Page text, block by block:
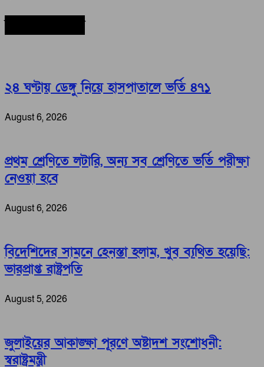
২৪ ঘণ্টায় ডেঙ্গু নিয়ে হাসপাতালে ভর্তি ৪৭১
August 6, 2026
প্রথম শ্রেণিতে লটারি, অন্য সব শ্রেণিতে ভর্তি পরীক্ষা
নেওয়া হবে
August 6, 2026
বিদেশিদের সামনে হেনস্তা হলাম, খুব ব্যথিত হয়েছি:
ভারপ্রাপ্ত রাষ্ট্রপতি
August 5, 2026
জুলাইয়ের আকাঙ্ক্ষা পূরণে অষ্টাদশ সংশোধনী:
স্বরাষ্ট্রমন্ত্রী